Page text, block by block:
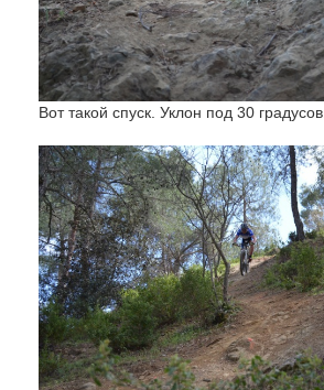
Вот такой спуск. Уклон под 30 градусов.